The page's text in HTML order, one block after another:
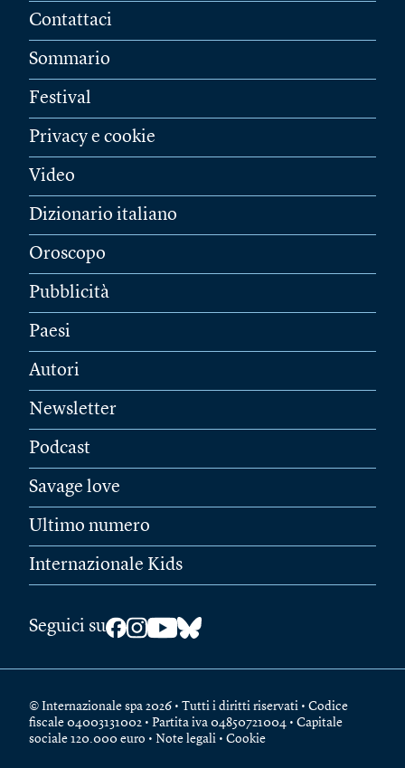
Contattaci
Sommario
Festival
Privacy e cookie
Video
Dizionario italiano
Oroscopo
Pubblicità
Paesi
Autori
Newsletter
Podcast
Savage love
Ultimo numero
Internazionale Kids
Seguici su
© Internazionale spa 2026 • Tutti i diritti riservati • Codice
fiscale 04003131002 • Partita iva 04850721004 • Capitale
sociale 120.000 euro • Note legali • Cookie